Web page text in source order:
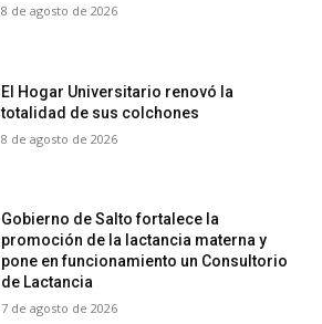
8 de agosto de 2026
El Hogar Universitario renovó la
totalidad de sus colchones
8 de agosto de 2026
Gobierno de Salto fortalece la
promoción de la lactancia materna y
pone en funcionamiento un Consultorio
de Lactancia
7 de agosto de 2026